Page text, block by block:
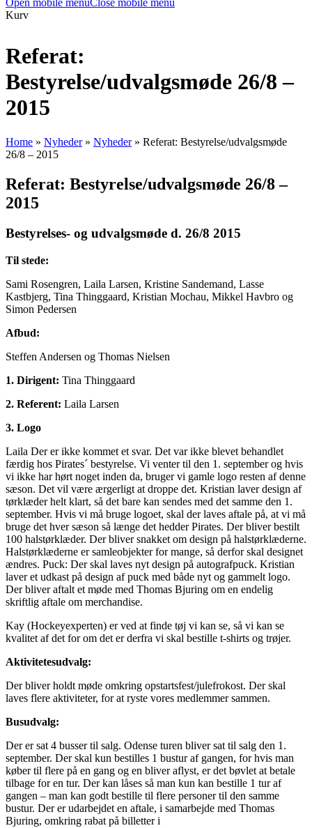
Kurv
Referat:
Bestyrelse/udvalgsmøde 26/8 –
2015
Home » Nyheder» Nyheder» Referat: Bestyrelse/udvalgsmøde
26/8 – 2015
Referat: Bestyrelse/udvalgsmøde 26/8 –
2015
Bestyrelses- og udvalgsmøde d. 26/8 2015
Til stede:
Sami Rosengren, Laila Larsen, Kristine Sandemand, Lasse
Kastbjerg, Tina Thinggaard, Kristian Mochau, Mikkel Havbro og
Simon Pedersen
Afbud:
Steffen Andersen og Thomas Nielsen
1. Dirigent: Tina Thinggaard
2. Referent: Laila Larsen
3. Logo
Laila Der er ikke kommet et svar. Det var ikke blevet behandlet
færdig hos Pirates´ bestyrelse. Vi venter til den 1. september og hvis
vi ikke har hørt noget inden da, bruger vi gamle logo resten af denne
sæson. Det vil være ærgerligt at droppe det. Kristian laver design af
tørklæder helt klart, så det bare kan sendes med det samme den 1.
september. Hvis vi må bruge logoet, skal der laves aftale på, at vi må
bruge det hver sæson så længe det hedder Pirates. Der bliver bestilt
100 halstørklæder. Der bliver snakket om design på halstørklæderne.
Halstørklæderne er samleobjekter for mange, så derfor skal designet
ændres. Puck: Der skal laves nyt design på autografpuck. Kristian
laver et udkast på design af puck med både nyt og gammelt logo.
Der bliver aftalt et møde med Thomas Bjuring om en endelig
skriftlig aftale om merchandise.
Kay (Hockeyexperten) er ved at finde tøj vi kan se, så vi kan se
kvalitet af det for om det er derfra vi skal bestille t-shirts og trøjer.
Aktivitetesudvalg:
Der bliver holdt møde omkring opstartsfest/julefrokost. Der skal
laves flere aktiviteter, for at ryste vores medlemmer sammen.
Busudvalg:
Der er sat 4 busser til salg. Odense turen bliver sat til salg den 1.
september. Der skal kun bestilles 1 bustur af gangen, for hvis man
køber til flere på en gang og en bliver aflyst, er det bøvlet at betale
tilbage for en tur. Der kan låses så man kun kan bestille 1 tur af
gangen – man kan godt bestille til flere personer til den samme
bustur. Der er udarbejdet en aftale, i samarbejde med Thomas
Bjuring, omkring rabat på billetter i